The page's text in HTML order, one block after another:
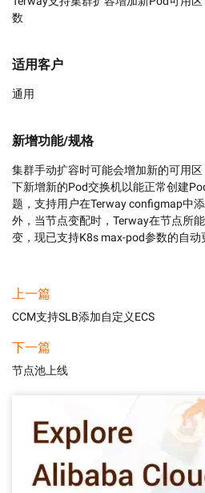
数
适用客户
通用
新增功能/规格
集群手动扩容时可能会增加新的可用
下新增新的Pod交换机以能正常创建
题，支持用户在Terway configmap中
外，当节点变配时，Terway在节点所
变，现已支持K8s max-pod参数的自动
上一篇
CCM支持SLB添加自定义ECS
下一篇
节点池上线